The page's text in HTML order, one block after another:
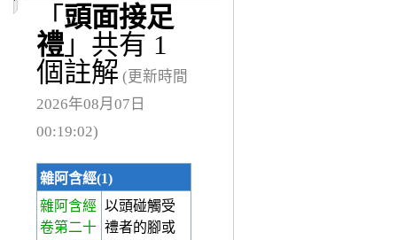
「 頭面接足
禮 」共有 1
個註解 (更新時間
2026年08月07日
00:19:02)
雜阿含經(1)
雜阿含經
卷第二十
以頭碰觸受
禮者的腳或